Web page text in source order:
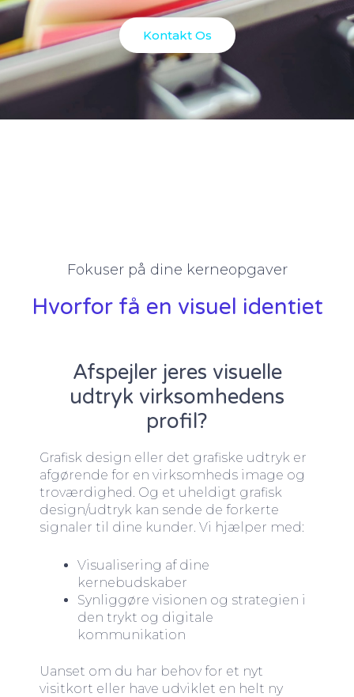
Kontakt Os
Fokuser på dine kerneopgaver
Hvorfor få en visuel identiet
Afspejler jeres visuelle
udtryk virksomhedens
profil?
Grafisk design eller det grafiske udtryk er
afgørende for en virksomheds image og
troværdighed. Og et uheldigt grafisk
design/udtryk kan sende de forkerte
signaler til dine kunder. Vi hjælper med:
Visualisering af dine
kernebudskaber
Synliggøre visionen og strategien i
den trykt og digitale
kommunikation
Uanset om du har behov for et nyt
visitkort eller have udviklet en helt ny